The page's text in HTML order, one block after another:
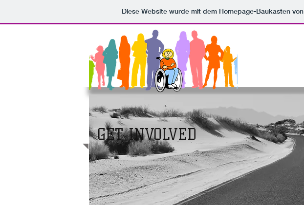
Diese Website wurde mit dem Homepage-Baukasten von
GET INVOLVED